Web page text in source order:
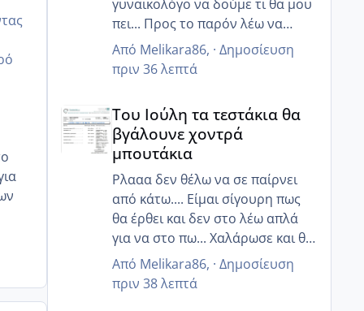
γυναικολόγο να δούμε τι θα μου
πει... Προς το παρόν λέω να
χαλαρώσω όσο μπορώ και να
προσπαθήσω με διατροφή και
κάτι ενέσακια να ρυθμίσω αυτά
σε όλες μας αυτό που
επιθυμούμε τόσο πολύ!!
Από Melikara86, · Δημοσίευση
πριν 36 λεπτά
Του Ιούλη τα τεστάκια θα
βγάλουνε χοντρά
μπουτάκια
Ρλααα δεν θέλω να σε παίρνει
από κάτω.... Είμαι σίγουρη πως
θα έρθει και δεν στο λέω απλά
για να στο πω... Χαλάρωσε και θα
δεις. Σε καταλαβαίνω γτ ξέρεις
ότι κ εγώ στα ίδια πατώματα
είμαι κάποιες φορές!! Αλλά έχει κ
Από Melikara86, · Δημοσίευση
πριν 38 λεπτά